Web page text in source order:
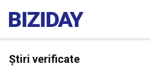
Știri verificate